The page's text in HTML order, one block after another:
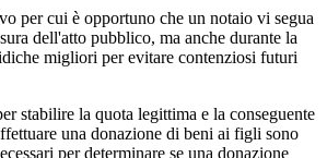
per cui è opportuno che un notaio vi segua
dell'atto pubblico, ma anche durante la
migliori per evitare contenziosi futuri
stabilire la quota legittima e la conseguente
una donazione di beni ai figli sono
per determinare se una donazione